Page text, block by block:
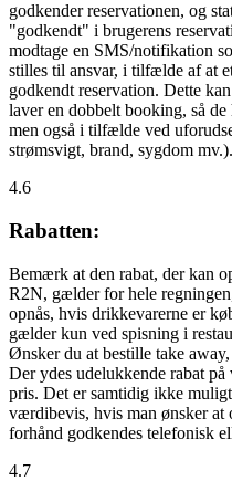
godkender reservationen, og
"godkendt" i brugerens
modtage en SMS/notifikation
stilles til ansvar, i tilfælde af at
godkendt reservation. Dette
laver en dobbelt booking, så
men også i tilfælde ved
strømsvigt, brand, sygdom mv.).
4.6
Rabatten:
Bemærk at den rabat, der kan
R2N, gælder for hele
opnås, hvis drikkevarerne er
gælder kun ved spisning i
Ønsker du at bestille take
Der ydes udelukkende rabat på
pris. Det er samtidig ikke
værdibevis, hvis man ønsker at
forhånd godkendes telefonisk
4.7